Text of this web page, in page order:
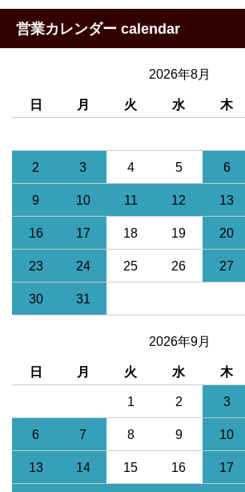
営業カレンダー calendar
2026年8月
日 月 火 水 木
2 3 4 5 6
9 10 11 12 13
16 17 18 19 20
23 24 25 26 27
30 31
2026年9月
日 月 火 水 木
1 2 3
6 7 8 9 10
13 14 15 16 17